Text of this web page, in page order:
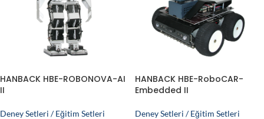
HANBACK HBE-ROBONOVA-AI
II
Deney Setleri / Eğitim Setleri
HANBACK HBE-RoboCAR-
Embedded II
Deney Setleri / Eğitim Setleri